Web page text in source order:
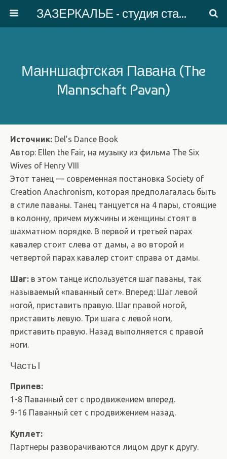
ЗАЗЕРКАЛЬЕ - студия старинного танца
Манншафтская Павана (The
Mannschaft Pavan)
Источник: Del’s Dance Book
Автор: Ellen the Fair, на музыку из фильма The Six
Wives of Henry VIII
Этот танец — современная постановка Society of
Creation Anachronism, которая предполагалась быть
в стиле паваны. Танец танцуется на 4 пары, стоящие
в колонну, причем мужчины и женщины стоят в
шахматном порядке. В первой и третьей парах
кавалер стоит слева от дамы, а во второй и
четвертой парах кавалер стоит справа от дамы.
Шаг: в этом танце используется шаг паваны, так
называемый «паванный сет». Вперед: Шаг левой
ногой, приставить правую. Шаг правой ногой,
приставить левую. Три шага с левой ноги,
приставить правую. Назад выполняется с правой
ноги.
Часть I
Припев:
1-8 Паванный сет с продвижением вперед.
9-16 Паванный сет с продвижением назад.
Куплет:
Партнеры разворачиваются лицом друг к другу.